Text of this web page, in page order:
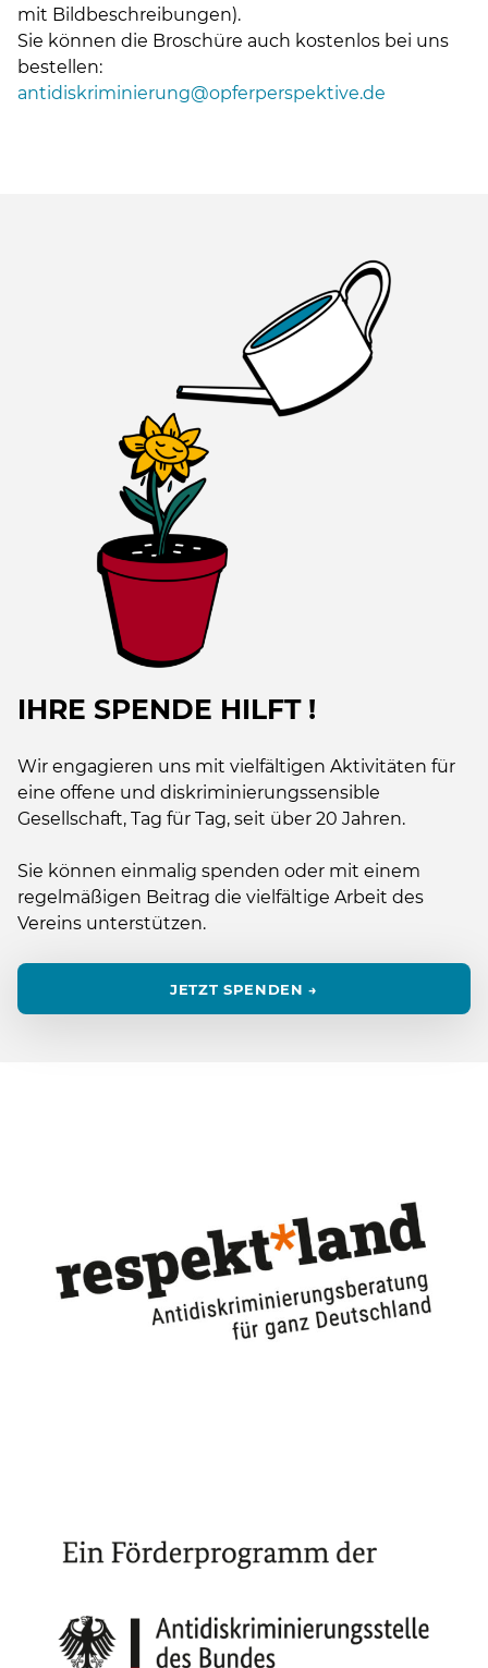
mit Bildbeschreibungen).
Sie können die Broschüre auch kostenlos bei uns
bestellen:
antidiskriminierung@opferperspektive.de
IHRE SPENDE HILFT !
Wir engagieren uns mit vielfältigen Aktivitäten für
eine offene und diskriminierungssensible
Gesellschaft, Tag für Tag, seit über 20 Jahren.
Sie können einmalig spenden oder mit einem
regelmäßigen Beitrag die vielfältige Arbeit des
Vereins unterstützen.
JETZT SPENDEN →